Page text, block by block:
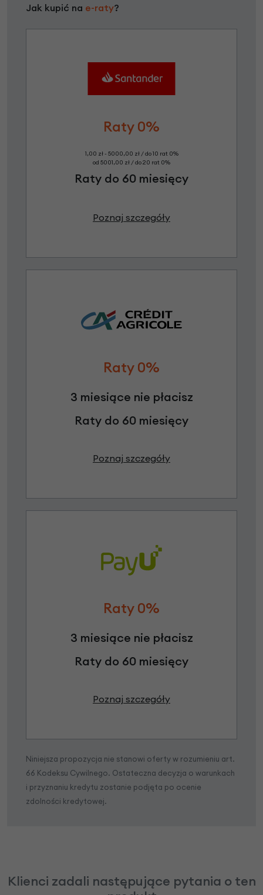
Jak kupić na e-raty?
Raty 0%
1,00 zł - 5000,00 zł / do 10 rat 0%
od 5001,00 zł / do 20 rat 0%
Raty do 60 miesięcy
Poznaj szczegóły
Raty 0%
3 miesiące nie płacisz
Raty do 60 miesięcy
Poznaj szczegóły
Raty 0%
3 miesiące nie płacisz
Raty do 60 miesięcy
Poznaj szczegóły
Niniejsza propozycja nie stanowi oferty w rozumieniu art.
66 Kodeksu Cywilnego. Ostateczna decyzja o warunkach
i przyznaniu kredytu zostanie podjęta po ocenie
zdolności kredytowej.
Klienci zadali następujące pytania o ten